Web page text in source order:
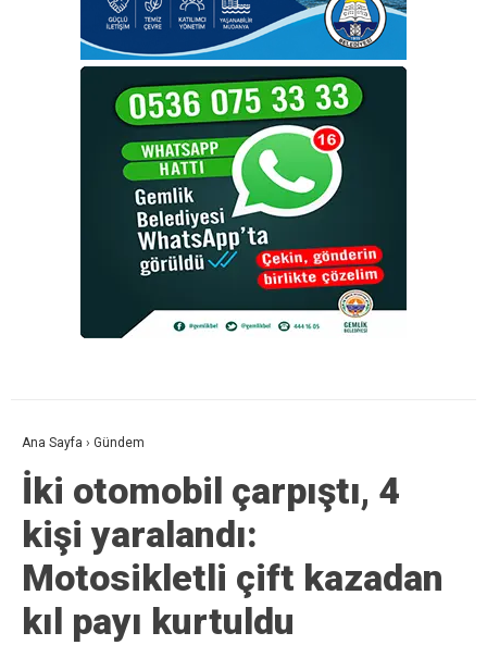
Ana Sayfa › Gündem
İki otomobil çarpıştı, 4
kişi yaralandı:
Motosikletli çift kazadan
kıl payı kurtuldu